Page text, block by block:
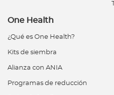
One Health
¿Qué es One Health?
Kits de siembra
Alianza con ANIA
Programas de reducción